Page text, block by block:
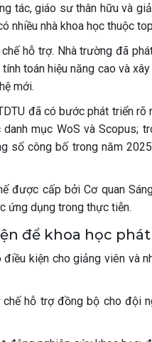
tác, giáo sư thân hữu và
nhiều nhà khoa học thuộc
hỗ trợ. Nhà trường đã
toán hiệu năng cao và
mới.
đã có bước phát triển rõ
mục WoS và Scopus;
số công bố trong năm
được cấp bởi Cơ quan
ứng dụng trong thực tiễn.
để khoa học
kiện cho giảng viên và
hỗ trợ đồng bộ cho đội